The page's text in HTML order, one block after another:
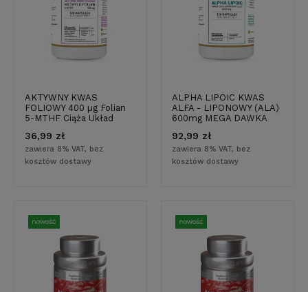
AKTYWNY KWAS
FOLIOWY 400 µg Folian
5-MTHF Ciąża Układ
36,99 zł
zawiera 8% VAT, bez
kosztów dostawy
ALPHA LIPOIC KWAS
ALFA - LIPONOWY (ALA)
600mg MEGA DAWKA
kapsułek
92,99 zł
zawiera 8% VAT, bez
kosztów dostawy
nowość nowość